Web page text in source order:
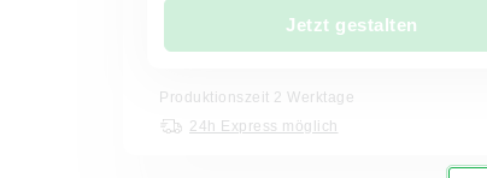
Jetzt gestalten
Produktionszeit 2 Werktage
24h Express möglich